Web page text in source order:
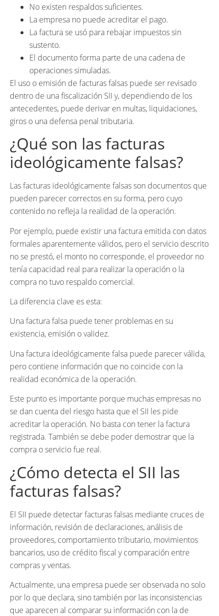
No existen respaldos suficientes.
La empresa no puede acreditar el pago.
La factura se usó para rebajar impuestos sin
sustento.
El documento forma parte de una cadena de
operaciones simuladas.
El uso o emisión de facturas falsas puede ser revisado
dentro de una fiscalización SII y, dependiendo de los
antecedentes, puede derivar en multas, liquidaciones,
giros o una defensa penal tributaria.
¿Qué son las facturas
ideológicamente falsas?
Las facturas ideológicamente falsas son documentos que
pueden parecer correctos en su forma, pero cuyo
contenido no refleja la realidad de la operación.
Por ejemplo, puede existir una factura emitida con datos
formales aparentemente válidos, pero el servicio descrito
no se prestó, el monto no corresponde, el proveedor no
tenía capacidad real para realizar la operación o la
compra no tuvo respaldo comercial.
La diferencia clave es esta:
Una factura falsa puede tener problemas en su
existencia, emisión o validez.
Una factura ideológicamente falsa puede parecer válida,
pero contiene información que no coincide con la
realidad económica de la operación.
Este punto es importante porque muchas empresas no
se dan cuenta del riesgo hasta que el SII les pide
acreditar la operación. No basta con tener la factura
registrada. También se debe poder demostrar que la
compra o servicio fue real.
¿Cómo detecta el SII las
facturas falsas?
El SII puede detectar facturas falsas mediante cruces de
información, revisión de declaraciones, análisis de
proveedores, comportamiento tributario, movimientos
bancarios, uso de crédito fiscal y comparación entre
compras y ventas.
Actualmente, una empresa puede ser observada no solo
por lo que declara, sino también por las inconsistencias
que aparecen al comparar su información con la de